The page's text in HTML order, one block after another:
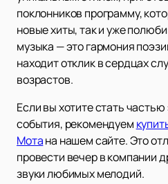
поклонников программу,
новые хиты, так и уже
музыка — это гармония
находит отклик в сердцах
возрастов.
Если вы хотите стать
события, рекомендуем
Мотана нашем сайте. Это
провести вечер в компании
звуки любимых мелодий.